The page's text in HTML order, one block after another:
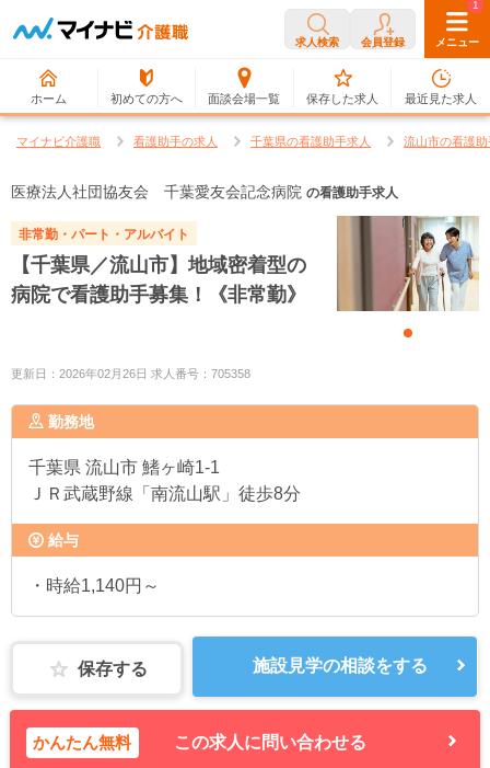
求人検索 会員登録 メニュー
ホーム 初めての方へ 面談会場一覧
0
保存した求人
1
最近見た求人
マイナビ介護職 看護助手の求人 千葉県の看護助手求人 流山市の看護
医療法人社団協友会 千葉愛友会記念病院 の看護助手求人
非常勤・パート・アルバイト
【千葉県／流山市】地域密着型の
病院で看護助手募集！《非常勤》
更新日：2026年02月26日 求人番号：705358
勤務地
千葉県 流山市 鰭ヶ崎1-1
ＪＲ武蔵野線「南流山駅」徒歩8分
給与
・時給1,140円～
保存する 施設見学の相談をする
かんたん無料 この求人に問い合わせる